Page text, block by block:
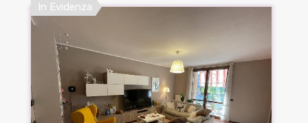
In Evidenza